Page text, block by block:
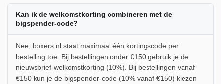
Kan ik de welkomstkorting combineren met de
bigspender-code?
Nee, boxers.nl staat maximaal één kortingscode per
bestelling toe. Bij bestellingen onder €150 gebruik je de
nieuwsbrief-welkomstkorting (10%). Bij bestellingen vanaf
€150 kun je de bigspender-code (10% vanaf €150) kiezen